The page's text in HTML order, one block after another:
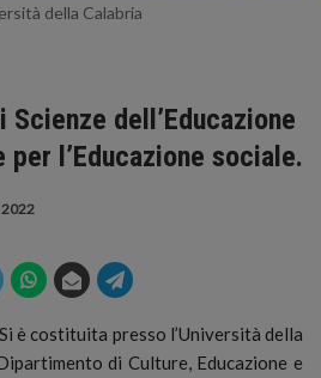
della Calabria
dell’Educazione
per l’Educazione sociale.
2022
è costituita presso l’Università della
di Culture, Educazione e